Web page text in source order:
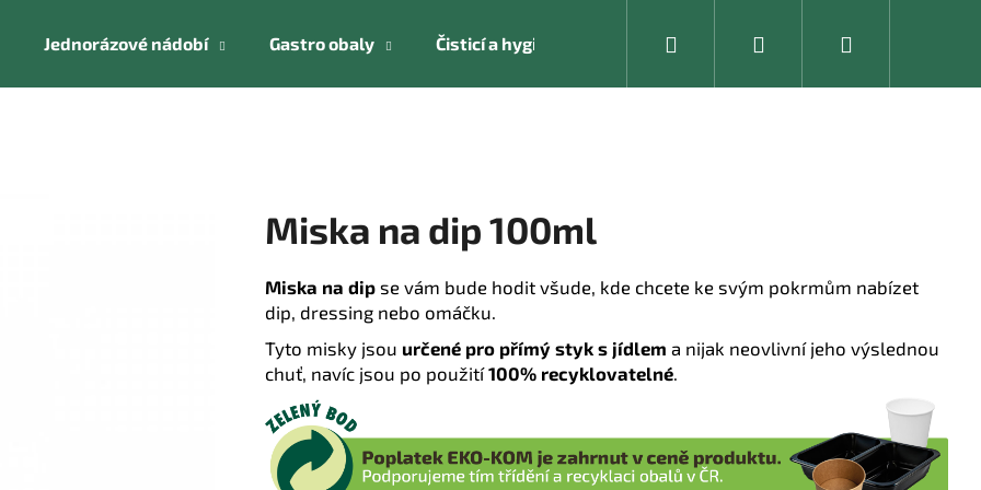
Jednorázové nádobí Gastro obaly Čisticí a hygienické pomůcky Kancelářské vybavení
Přihlášení
Miska na dip 100ml
Miska na dip se vám bude hodit všude, kde chcete ke svým pokrmům nabízet
dip, dressing nebo omáčku.
Tyto misky jsou určené pro přímý styk s jídlem a nijak neovlivní jeho výslednou
chuť, navíc jsou po použití100% recyklovatelné
Následující